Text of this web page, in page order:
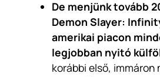
De menjünk tovább
Demon Slayer:
amerikai piacon
legjobban nyitó
korábbi első, immáron